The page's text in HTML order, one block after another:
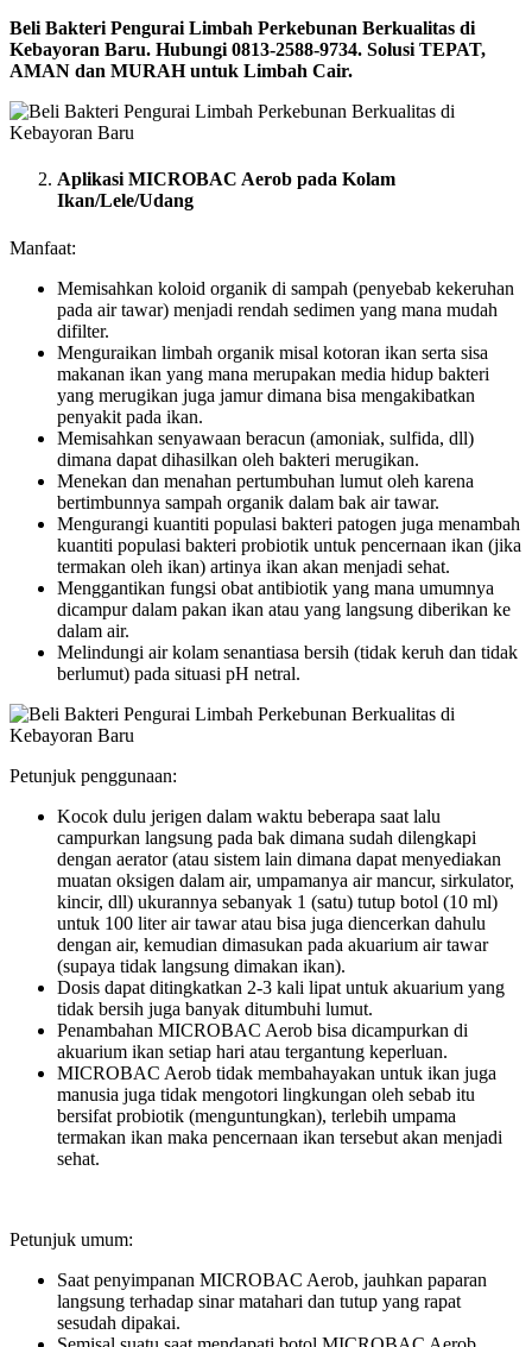
Beli Bakteri Pengurai Limbah Perkebunan Berkualitas di
Kebayoran Baru. Hubungi 0813-2588-9734. Solusi TEPAT,
AMAN dan MURAH untuk Limbah Cair.
Aplikasi MICROBAC Aerob pada Kolam
Ikan/Lele/Udang
Manfaat:
Memisahkan koloid organik di sampah (penyebab kekeruhan
pada air tawar) menjadi rendah sedimen yang mana mudah
difilter.
Menguraikan limbah organik misal kotoran ikan serta sisa
makanan ikan yang mana merupakan media hidup bakteri
yang merugikan juga jamur dimana bisa mengakibatkan
penyakit pada ikan.
Memisahkan senyawaan beracun (amoniak, sulfida, dll)
dimana dapat dihasilkan oleh bakteri merugikan.
Menekan dan menahan pertumbuhan lumut oleh karena
bertimbunnya sampah organik dalam bak air tawar.
Mengurangi kuantiti populasi bakteri patogen juga menambah
kuantiti populasi bakteri probiotik untuk pencernaan ikan (jika
termakan oleh ikan) artinya ikan akan menjadi sehat.
Menggantikan fungsi obat antibiotik yang mana umumnya
dicampur dalam pakan ikan atau yang langsung diberikan ke
dalam air.
Melindungi air kolam senantiasa bersih (tidak keruh dan tidak
berlumut) pada situasi pH netral.
Petunjuk penggunaan:
Kocok dulu jerigen dalam waktu beberapa saat lalu
campurkan langsung pada bak dimana sudah dilengkapi
dengan aerator (atau sistem lain dimana dapat menyediakan
muatan oksigen dalam air, umpamanya air mancur, sirkulator,
kincir, dll) ukurannya sebanyak 1 (satu) tutup botol (10 ml)
untuk 100 liter air tawar atau bisa juga diencerkan dahulu
dengan air, kemudian dimasukan pada akuarium air tawar
(supaya tidak langsung dimakan ikan).
Dosis dapat ditingkatkan 2-3 kali lipat untuk akuarium yang
tidak bersih juga banyak ditumbuhi lumut.
Penambahan MICROBAC Aerob bisa dicampurkan di
akuarium ikan setiap hari atau tergantung keperluan.
MICROBAC Aerob tidak membahayakan untuk ikan juga
manusia juga tidak mengotori lingkungan oleh sebab itu
bersifat probiotik (menguntungkan), terlebih umpama
termakan ikan maka pencernaan ikan tersebut akan menjadi
sehat.
Petunjuk umum:
Saat penyimpanan MICROBAC Aerob, jauhkan paparan
langsung terhadap sinar matahari dan tutup yang rapat
sesudah dipakai.